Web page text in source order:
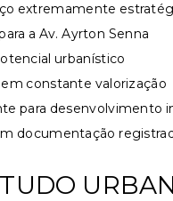
extremamente
a Av. Ayrton Senna
urbanístico
em constante valorização
para desenvolvimento
documentação